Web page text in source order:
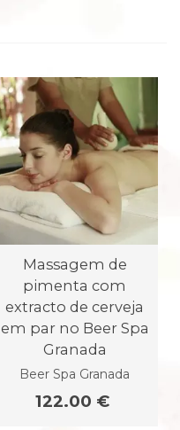
Massagem de
pimenta com
extracto de cerveja
em par no Beer Spa
Granada
Beer Spa Granada
122.00 €